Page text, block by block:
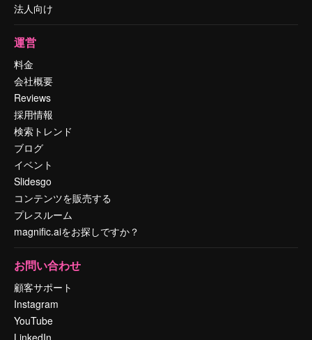
法人向け
運営
料金
会社概要
Reviews
採用情報
検索トレンド
ブログ
イベント
Slidesgo
コンテンツを販売する
プレスルーム
magnific.aiをお探しですか？
お問い合わせ
顧客サポート
Instagram
YouTube
LinkedIn